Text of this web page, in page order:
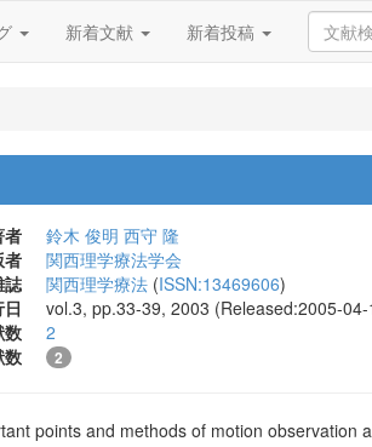
新着文献 新着投稿
者 鈴木 俊明 西守 隆
者
関西理学療法学会
誌
関西理学療法 (ISSN:13469606)
vol.3, pp.33-39, 2003 (Released:2005-04-
数
2
数
2
points and methods of motion observation